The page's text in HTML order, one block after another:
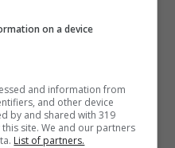
se lo
on a device
and information from
and other device
by and shared with 319
site. We and our partners
List of partners.